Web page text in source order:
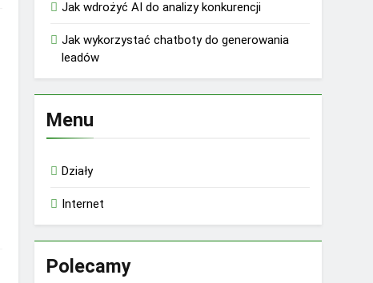
Jak wdrożyć AI do analizy konkurencji
Jak wykorzystać chatboty do generowania
leadów
Menu
Działy
Internet
Polecamy